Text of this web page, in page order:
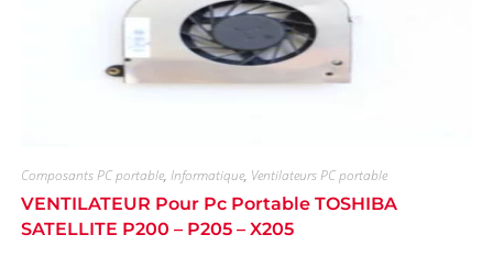
Composants PC portable, Informatique, Ventilateurs PC portable
VENTILATEUR Pour Pc Portable TOSHIBA
SATELLITE P200 – P205 – X205